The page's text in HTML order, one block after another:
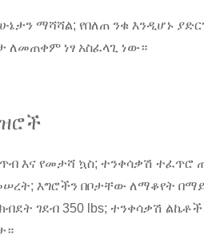
ማሻሻል; የበለጠ ንቁ እንዲሆኑ
ለመጠቀም ነፃ አስፈላጊ ነው።
እና የመታሻ ኳስ; ተንቀሳቃሽ ተፈጥሮ
እግሮችን በቦታቸው ለማቆየት
ገደብ 350 lbs; ተንቀሳቃሽ